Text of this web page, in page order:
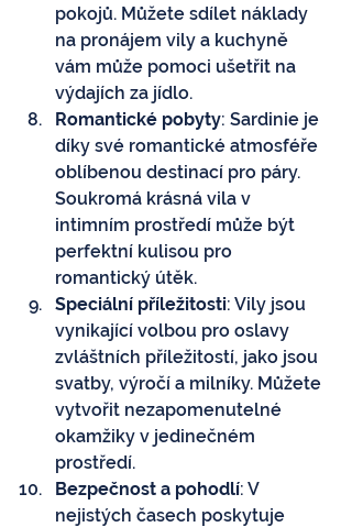
pokojů. Můžete sdílet náklady
na pronájem vily a kuchyně
vám může pomoci ušetřit na
výdajích za jídlo.
Romantické pobyty: Sardinie je
díky své romantické atmosféře
oblíbenou destinací pro páry.
Soukromá krásná vila v
intimním prostředí může být
perfektní kulisou pro
romantický útěk.
Speciální příležitosti: Vily jsou
vynikající volbou pro oslavy
zvláštních příležitostí, jako jsou
svatby, výročí a milníky. Můžete
vytvořit nezapomenutelné
okamžiky v jedinečném
prostředí.
Bezpečnost a pohodlí: V
nejistých časech poskytuje